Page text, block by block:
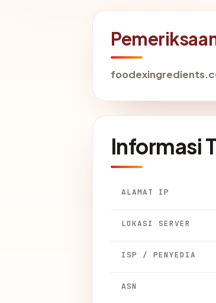
Informasi
ALAMAT IP
LOKASI SERVER
ISP / PENYEDIA
ASN